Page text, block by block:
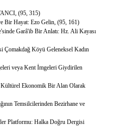
(95, 315)
Bir Hayat: Ezo Gelin, (95, 161)
Garâ'ib Bir Anlatı: Hz. Ali Kayası
Köyü Geleneksel Kadın
veya Kent İmgeleri Giydirilen
Kültürel Ekonomik Bir Alan Olarak
Temsilcilerinden Bezirhane ve
Platformu: Halka Doğru Dergisi